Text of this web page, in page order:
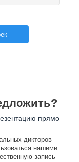
прямо
дикторов
нашими
запись